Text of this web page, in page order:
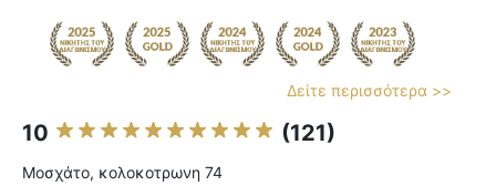
Δείτε περισσότερα >>
10 (121)
Μοσχάτο, κολοκοτρωνη 74